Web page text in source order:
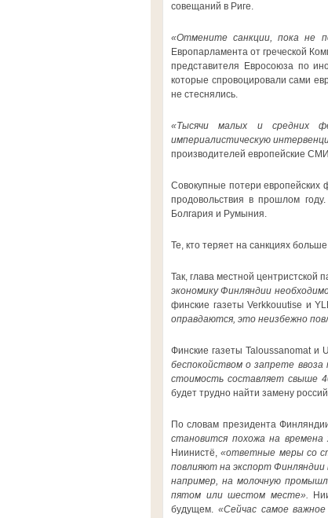
совещаний в Риге.
«Отмените санкции, пока не
Европарламента от греческой
представителя Евросоюза по
которые спровоцировали сами
не стеснялись.
«Тысячи малых и средних
империалистическую
производителей европейские
Совокупные потери
продовольствия в прошлом
Болгария и Румыния.
Те, кто теряет на санкциях
Так, глава местной центристской
экономику Финляндии
финские газеты Verkkouutise и
оправдаются, это неизбежно
Финские газеты Taloussanomat и
беспокойством о запрете
стоимость составляет свыше
будет трудно найти замену
По словам президента
становится похожа на времена
Ниинистё,«ответные меры со
повлияют на экспорт
например, на молочную
пятом или шестом месте».
будущем. «Сейчас самое